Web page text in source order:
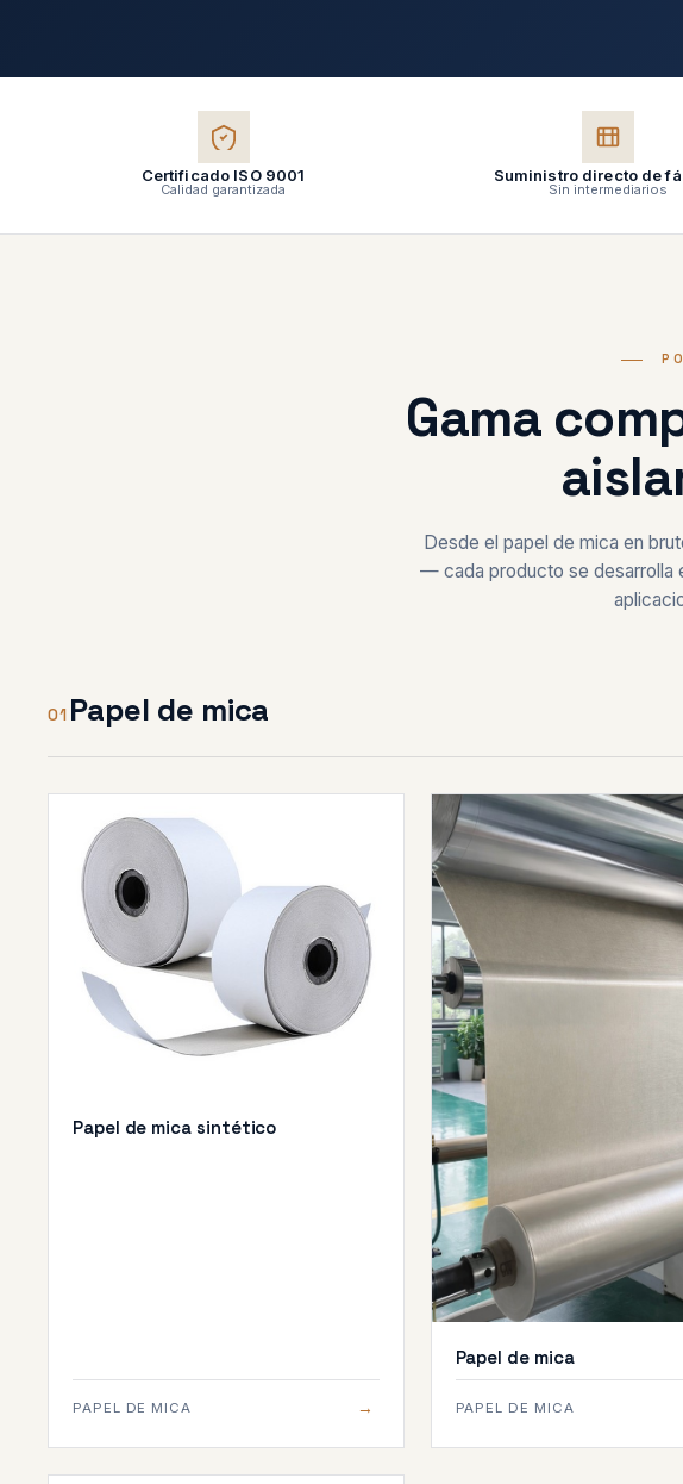
Certificado ISO 9001
Calidad garantizada
Suministro directo de
Sin intermediarios
Gama
Desde el papel de mica en
— cada producto se desarrolla
01 Papel de mica
Papel de mica sintético
PAPEL DE MICA →
Papel de mica
PAPEL DE MICA